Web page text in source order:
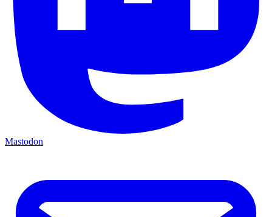
Mastodon